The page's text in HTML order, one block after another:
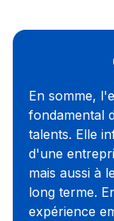
En somme,
fondamental
talents. Elle
d'une
mais aussi à
long terme.
expérience